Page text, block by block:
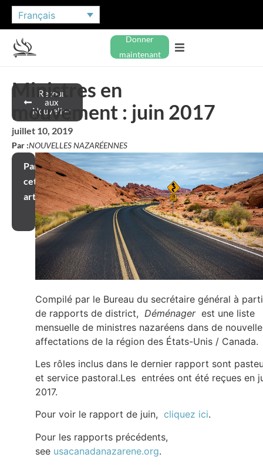
Français
Donner
maintenant
Retour
aux
Nouvelles
Ministres en
mouvement : juin 2017
juillet 10, 2019
Par :NOUVELLES NAZARÉENNES
Partager
cet
article
Compilé par le Bureau du secrétaire général à
de rapports de district, Déménagerest une liste
mensuelle de ministres nazaréens dans de
affectations de la région des États-Unis / Canada.
Les rôles inclus dans le dernier rapport sont
et service pastoral.Les entrées ont été reçues en
2017.
Pour voir le rapport de juin, cliquez ici.
Pour les rapports précédents,
see usacanadanazarene.org.